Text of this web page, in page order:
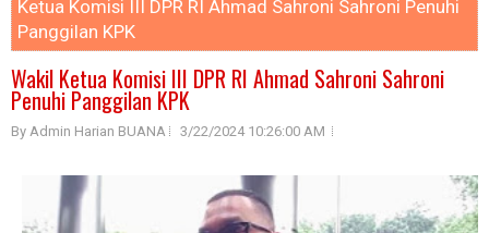
Ketua Komisi III DPR RI Ahmad Sahroni Sahroni Penuhi
Panggilan KPK
Wakil Ketua Komisi III DPR RI Ahmad Sahroni Sahroni
Penuhi Panggilan KPK
By Admin Harian BUANA 3/22/2024 10:26:00 AM